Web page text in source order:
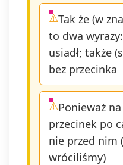
Tak że (w
to dwa
usiadł; także
bez przecinka
Ponieważ
przecinek po
nie przed nim
wróciliśmy)